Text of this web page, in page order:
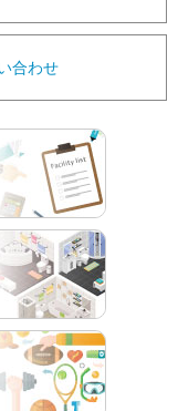
合わせ